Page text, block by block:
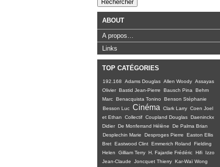
ABOUT
A propos…
Links
TOP CATÉGORIES
192.168 Adams Douglas Allen Woody Assayas
Olivier
Bastid Jean-Pierre Bausch Pina
Behm
Marc
Benacquista Tonino
Benson Stéphanie
Besson Luc Cinéma Clark Larry Coen Joel
et Ethan
Collectif Coupland Douglas
Daeninckx
Didier
De Monferrand Hélène
De Palma Brian
Desplechin Marie
Desproges Pierre
Easton Ellis
Bret
Eastwood Clint Emmerich Roland
Fielding
Helen
Gilliam Terry H. Fajardie Frédéric Hifi
Izzo
Jean-Claude
Joncquet Thierry
Kar-Waï Wong